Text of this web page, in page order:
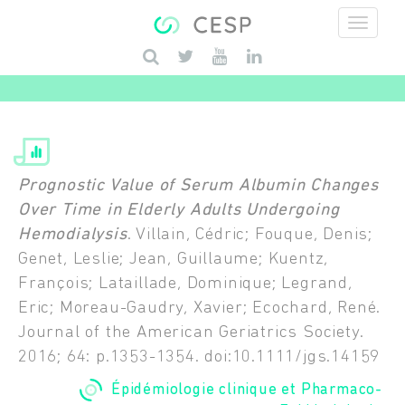
Saisissez vos mots-clés
Prognostic Value of Serum Albumin Changes
Over Time in Elderly Adults Undergoing
Hemodialysis. Villain, Cédric; Fouque, Denis;
Genet, Leslie; Jean, Guillaume; Kuentz,
François; Lataillade, Dominique; Legrand,
Eric; Moreau-Gaudry, Xavier; Ecochard, René.
Journal of the American Geriatrics Society.
2016; 64: p.1353-1354. doi:10.1111/jgs.14159
Épidémiologie clinique et Pharmaco-